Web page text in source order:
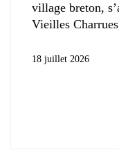
village breton,
Vieilles
18 juillet 2026